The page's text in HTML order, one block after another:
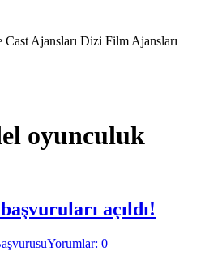
Ajansları Dizi Film Ajansları
oyunculuk
açıldı!
Yorumlar: 0